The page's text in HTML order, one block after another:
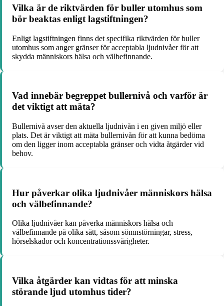
Vilka är de riktvärden för buller utomhus som
bör beaktas enligt lagstiftningen?
Enligt lagstiftningen finns det specifika riktvärden för buller
utomhus som anger gränser för acceptabla ljudnivåer för att
skydda människors hälsa och välbefinnande.
Vad innebär begreppet bullernivå och varför är
det viktigt att mäta?
Bullernivå avser den aktuella ljudnivån i en given miljö eller
plats. Det är viktigt att mäta bullernivån för att kunna bedöma
om den ligger inom acceptabla gränser och vidta åtgärder vid
behov.
Hur påverkar olika ljudnivåer människors hälsa
och välbefinnande?
Olika ljudnivåer kan påverka människors hälsa och
välbefinnande på olika sätt, såsom sömnstörningar, stress,
hörselskador och koncentrationssvårigheter.
Vilka åtgärder kan vidtas för att minska
störande ljud utomhus tider?